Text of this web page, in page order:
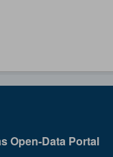
Open-Data Portal